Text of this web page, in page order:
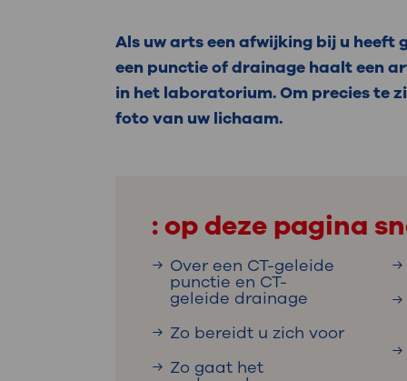
Uw
Werken
Contact
we u sneller helpen.
Direct naar MijnOLVG
Als uw arts een afwijking bij u heeft
een punctie of drainage haalt een
in het laboratorium. Om precies te
foto van uw lichaam.
: op deze pagina
Over een CT-geleide
punctie en CT-
geleide drainage
Zo bereidt u zich voor
Zo gaat het